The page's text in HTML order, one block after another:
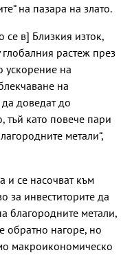
на пазара на злато.
се в] Близкия изток,
растеж през
ускорение на
на
доведат до
тъй като повече пари
метали“,
и се насочват към
за инвеститорите да
благородните метали,
обратно нагоре, но
макроикономическо